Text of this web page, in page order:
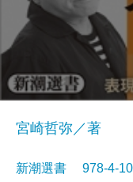
宮崎哲弥／著
新潮選書 978-4-